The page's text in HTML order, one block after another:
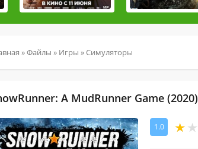
»Файлы » Игры »Симуляторы
A MudRunner Game (2020)
1.0